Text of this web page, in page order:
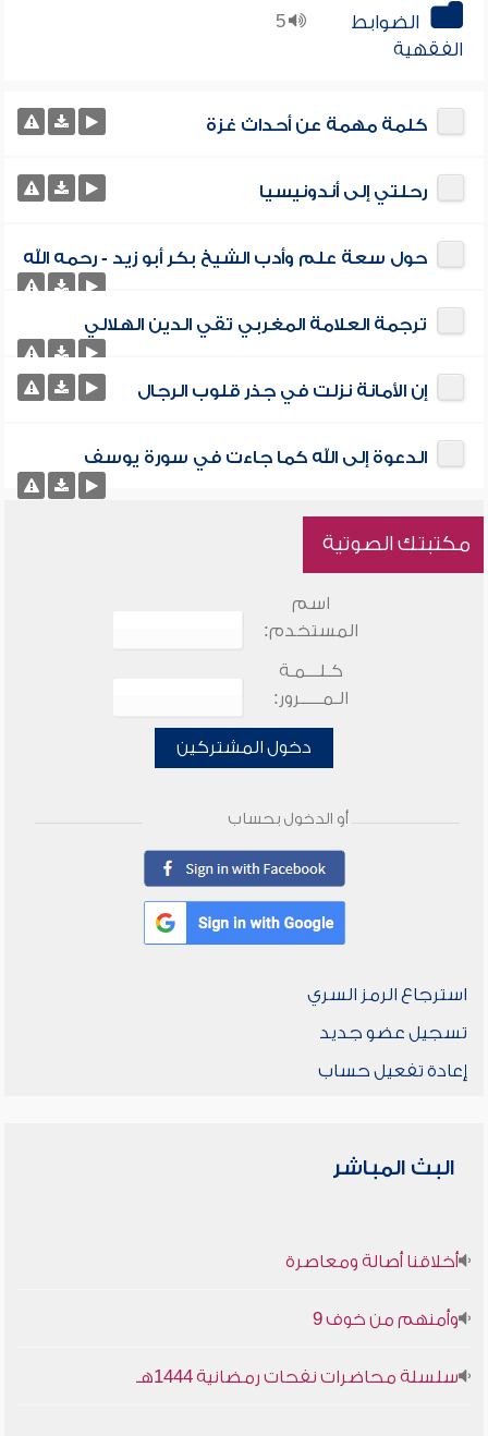
5
الضوابط
الفقهية
كلمة مهمة عن أحداث غزة
رحلتي إلى أندونيسيا
حول سعة علم وأدب الشيخ بكر أبو زيد - رحمه الله
ترجمة العلامة المغربي تقي الدين الهلالي
إن الأمانة نزلت في جذر قلوب الرجال
الدعوة إلى الله كما جاءت في سورة يوسف
مكتبتك الصوتية
اسم
المستخدم:
كـلـــمـة
الـمـــــرور:
دخول المشتركين
أو الدخول بحساب
استرجاع الرمز السري
تسجيل عضو جديد
إعادة تفعيل حساب
البث المباشر
أخلاقنا أصالة ومعاصرة
وأمنهم من خوف 9
سلسلة محاضرات نفحات رمضانية 1444هـ